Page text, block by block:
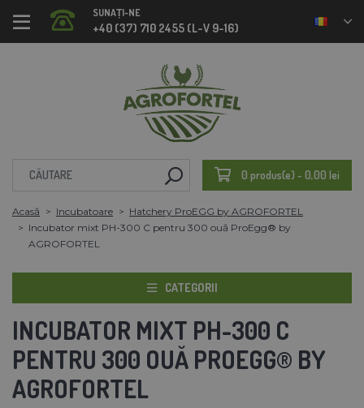
SUNAȚI-NE
+40 (37) 710 2455 (L-V 9-16)
0 produs(e) - 0,00 lei
Acasă Incubatoare
Hatchery ProEGG by AGROFORTEL
Incubator mixt PH-300 C pentru 300 ouă ProEgg®️ by
AGROFORTEL
CATEGORII
INCUBATOR MIXT PH-300 C
PENTRU 300 OUĂ PROEGG®️ BY
AGROFORTEL